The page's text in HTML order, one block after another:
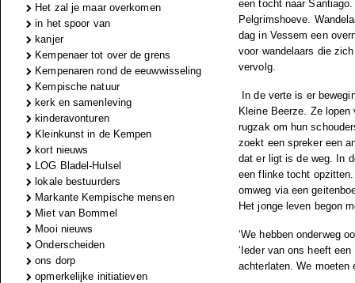
Het zal je maar overkomen
in het spoor van
kanjer
Kempenaer tot over de grens
Kempenaren rond de eeuwwisseling
Kempische natuur
kerk en samenleving
kinderavonturen
Kleinkunst in de Kempen
kort nieuws
LOG Bladel-Hulsel
lokale bestuurders
Markante Kempische mensen
Miet van Bommel
Mooi nieuws
Onderscheiden
ons dorp
opmerkelijke initiatieven
een tocht naar
Pelgrimshoeve.
dag in Vessem een
voor wandelaars die
vervolg.
In de verte is er
Kleine Beerze. Ze
rugzak om hun
zoekt een spreker een
dat er ligt is de weg. In
een flinke tocht
omweg via een
Het jonge leven begon
‘We hebben onderweg
‘Ieder van ons heeft
achterlaten. We moeten